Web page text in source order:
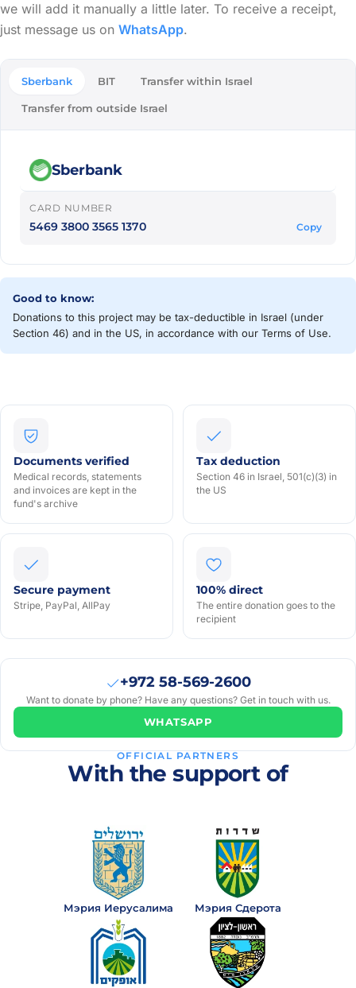
we will add it manually a little later. To receive a receipt,
just message us on WhatsApp.
Sberbank BIT Transfer within Israel
Transfer from outside Israel
Sberbank
CARD NUMBER
5469 3800 3565 1370 Copy
Good to know:
Donations to this project may be tax-deductible in Israel (under
Section 46) and in the US, in accordance with our Terms of Use.
Documents verified
Medical records, statements
and invoices are kept in the
fund's archive
Tax deduction
Section 46 in Israel, 501(c)(3) in
the US
Secure payment
Stripe, PayPal, AllPay
100% direct
The entire donation goes to the
recipient
+972 58-569-2600
Want to donate by phone? Have any questions? Get in touch with us.
WHATSAPP
OFFICIAL PARTNERS
With the support of
Мэрия Иерусалима Мэрия Сдерота